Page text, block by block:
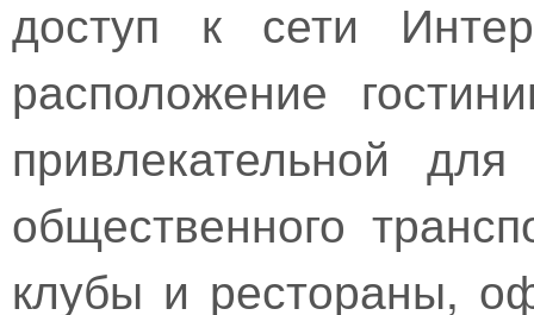
доступ к сети
расположение
привлекательной
общественного
клубы и рестораны,